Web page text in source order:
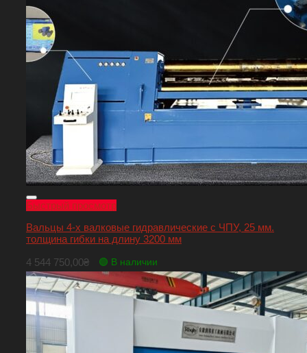
Быстрый просмотр
Вальцы 4-х валковые гидравлические с ЧПУ, 25 мм.
толщина гибки на длину 3200 мм
4 544 750,00₴ 🟢 В наличии